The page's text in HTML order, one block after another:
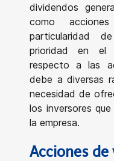
dividendos
como
particularidad
prioridad en el
respecto a las
debe a diversas
necesidad de
los inversores
la empresa.
Acciones